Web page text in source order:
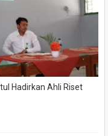
Hadirkan Ahli Riset